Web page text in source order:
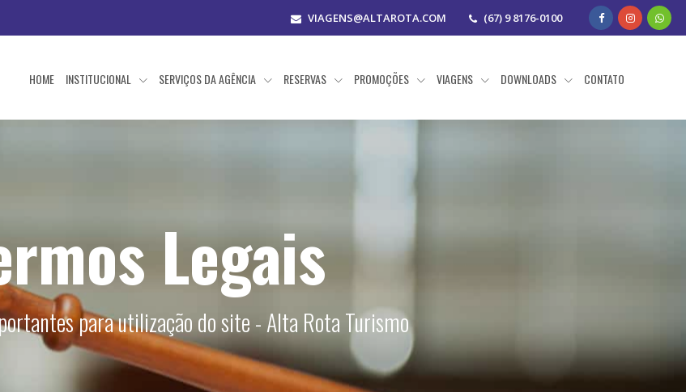
VIAGENS@ALTAROTA.COM (67) 9 8176-0100
HOME INSTITUCIONAL SERVIÇOS DA AGÊNCIA RESERVAS PROMOÇÕES VIAGENS DOWNLOADS CONTATO
Legais
para utilização do site - Alta Rota Turismo